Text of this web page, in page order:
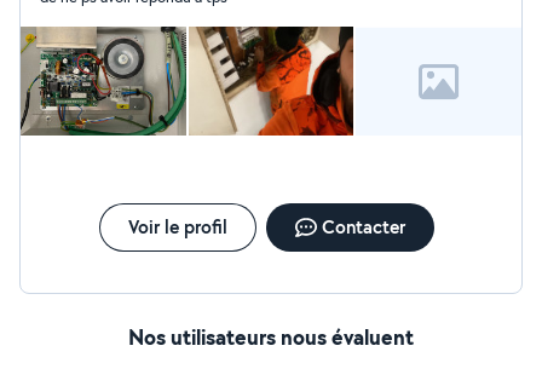
Voir le profil Contacter
Nos utilisateurs nous évaluent